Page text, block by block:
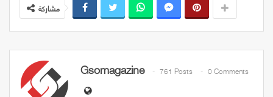
مشاركة
Gsomagazine 761 Posts 0 Comments